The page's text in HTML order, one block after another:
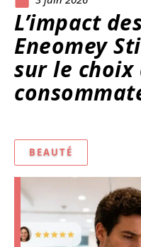
L’impact
Eneomey
sur le choix
BEAUTÉ